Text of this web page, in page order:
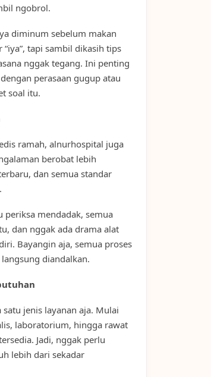
ngobrol.
diminum sebelum makan
“iya”, tapi sambil dikasih tips
nggak tegang. Ini penting
perasaan gugup atau
soal itu.
ramah, alnurhospital juga
berobat lebih
dan semua standar
periksa mendadak, semua
dan nggak ada drama alat
Bayangin aja, semua proses
diandalkan.
jenis layanan aja. Mulai
laboratorium, hingga rawat
Jadi, nggak perlu
lebih dari sekadar